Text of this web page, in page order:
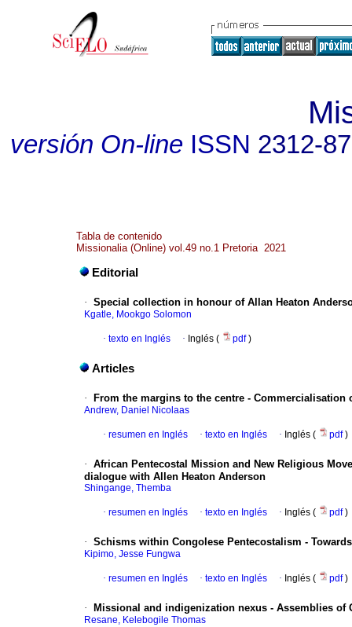
versión On-lineISSN 2312-
Tabla de contenido
Missionalia (Online) vol.49 no.1 Pretoria 2021
Editorial
· Special collection in honour of Allan Heaton
Kgatle, Mookgo Solomon
· texto en Inglés · Inglés ( pdf)
Articles
· From the margins to the centre -
Andrew, Daniel Nicolaas
· resumen en Inglés · texto en Inglés · Inglés ( pdf)
· African Pentecostal Mission and New Religious
dialogue with Allen Heaton Anderson
Shingange, Themba
· resumen en Inglés · texto en Inglés · Inglés ( pdf)
· Schisms within Congolese Pentecostalism -
Kipimo, Jesse Fungwa
· resumen en Inglés · texto en Inglés · Inglés ( pdf)
· Missional and indigenization nexus - Assemblies of
Resane, Kelebogile Thomas